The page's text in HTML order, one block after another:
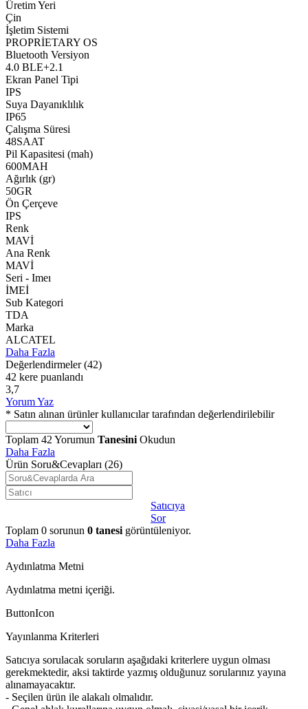
Üretim Yeri
Çin
İşletim Sistemi
PROPRİETARY OS
Bluetooth Versiyon
4.0 BLE+2.1
Ekran Panel Tipi
IPS
Suya Dayanıklılık
IP65
Çalışma Süresi
48SAAT
Pil Kapasitesi (mah)
600MAH
Ağırlık (gr)
50GR
Ön Çerçeve
IPS
Renk
MAVİ
Ana Renk
MAVİ
Seri - Imeı
İMEİ
Sub Kategori
TDA
Marka
ALCATEL
Daha Fazla
Değerlendirmeler (42)
42 kere puanlandı
3,7
Yorum Yaz
* Satın alınan ürünler kullanıcılar tarafından değerlendirilebilir
Toplam 42 Yorumun Tanesini Okudun
Daha Fazla
Ürün Soru&Cevapları (26)
Satıcıya
Sor
Toplam 0 sorunun 0 tanesi görüntüleniyor.
Daha Fazla
Aydınlatma Metni
Aydınlatma metni içeriği.
ButtonIcon
Yayınlanma Kriterleri
Satıcıya sorulacak soruların aşağıdaki kriterlere uygun olması
gerekmektedir, aksi taktirde yazmış olduğunuz sorularınız yayına
alınamayacaktır.
- Seçilen ürün ile alakalı olmalıdır.